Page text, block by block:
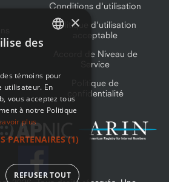
Conditions d'utilisation
Politique d'utilisation
acceptable
Accord de Niveau de
Service
Politique de
confidentialité
×
des
témoins pour
utilisateur. En
vous acceptez tous
à notre Politique
plus
PARTENAIRES (1)
REFUSER TOUT